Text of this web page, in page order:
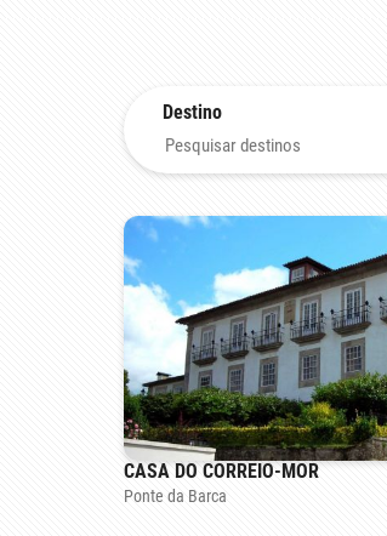
Destino
CASA DO CORREIO-MOR
Ponte da Barca